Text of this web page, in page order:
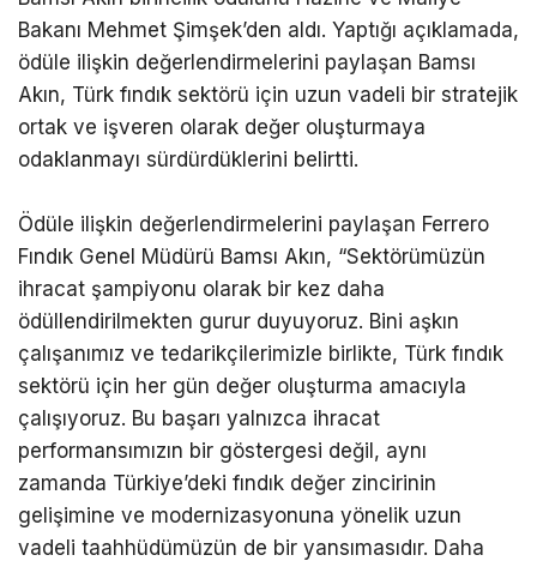
Bakanı Mehmet Şimşek’den aldı. Yaptığı açıklamada,
ödüle ilişkin değerlendirmelerini paylaşan Bamsı
Akın, Türk fındık sektörü için uzun vadeli bir stratejik
ortak ve işveren olarak değer oluşturmaya
odaklanmayı sürdürdüklerini belirtti.
Ödüle ilişkin değerlendirmelerini paylaşan Ferrero
Fındık Genel Müdürü Bamsı Akın, “Sektörümüzün
ihracat şampiyonu olarak bir kez daha
ödüllendirilmekten gurur duyuyoruz. Bini aşkın
çalışanımız ve tedarikçilerimizle birlikte, Türk fındık
sektörü için her gün değer oluşturma amacıyla
çalışıyoruz. Bu başarı yalnızca ihracat
performansımızın bir göstergesi değil, aynı
zamanda Türkiye’deki fındık değer zincirinin
gelişimine ve modernizasyonuna yönelik uzun
vadeli taahhüdümüzün de bir yansımasıdır. Daha